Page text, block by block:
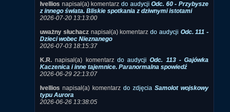
Ivellios napisał(a) komentarz do audycjiOdc. 60 - Przybysze
z innego świata. Bliskie spotkania z dziwnymi istotami
2026-07-20 13:13:00
uważny słuchacznapisał(a) komentarz do audycji Odc. 111 -
Dzieci wobec Nieznanego
2026-07-03 18:15:37
K.R.napisał(a) komentarz do audycjiOdc. 113 - Gajówka
Kaczenica i inne tajemnice. Paranormalna spowiedź
2026-06-29 22:13:07
Ivellios napisał(a) komentarz do zdjęcia Samolot wojskowy
typu Aurora
2026-06-26 13:38:05